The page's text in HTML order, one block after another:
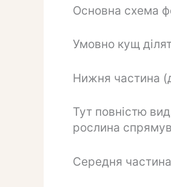
Основна схема
Умовно кущ
Нижня частина
Тут повністю
рослина
Середня